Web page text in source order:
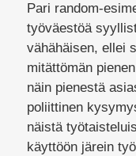
Pari random-
työväestöä
vähähäisen, ellei
mitättömän
näin pienestä
poliittinen
näistä
käyttöön järein